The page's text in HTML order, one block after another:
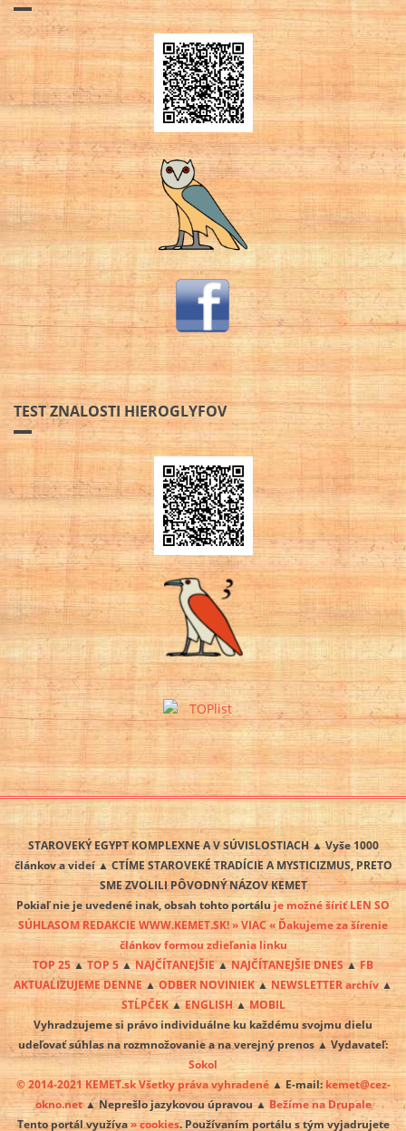
TEST ZNALOSTI HIEROGLYFOV
STAROVEKÝ EGYPT KOMPLEXNE A V SÚVISLOSTIACH ▲ Vyše 1000
článkov a videí ▲ CTÍME STAROVEKÉ TRADÍCIE A MYSTICIZMUS, PRETO
SME ZVOLILI PÔVODNÝ NÁZOV KEMET
Pokiaľ nie je uvedené inak, obsah tohto portálu je možné šíriť LEN SO
SÚHLASOM REDAKCIE WWW.KEMET.SK! » VIAC « Ďakujeme za šírenie
článkov formou zdieľania linku
TOP 25 ▲ TOP 5▲NAJČÍTANEJŠIE▲NAJČÍTANEJŠIE DNES ▲FB
AKTUALIZUJEME DENNE▲ODBER NOVINIEK▲ NEWSLETTER archív ▲
STĹPČEK▲ENGLISH▲MOBIL
Vyhradzujeme si právo individuálne ku každému svojmu dielu
udeľovať súhlas na rozmnožovanie a na verejný prenos ▲ Vydavateľ:
Sokol
© 2014-2021 KEMET.sk Všetky práva vyhradené▲ E-mail: kemet@cez-
okno.net▲ Neprešlo jazykovou úpravou ▲ Bežíme na Drupale
Tento portál využíva» cookies. Používaním portálu s tým vyjadrujete